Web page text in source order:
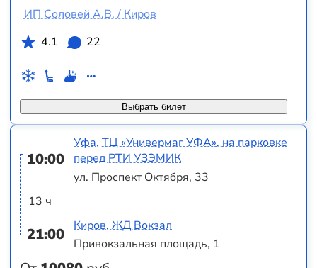
Выбрать билет
ИП Соловей А.В. / Киров
4.1
22
10:00
13 ч
21:00
Уфа, ТЦ «Универмаг УФА», на парковке
перед РТИ УЗЭМИК
ул. Проспект Октября, 33
Киров, ЖД Вокзал
Привокзальная площадь, 1